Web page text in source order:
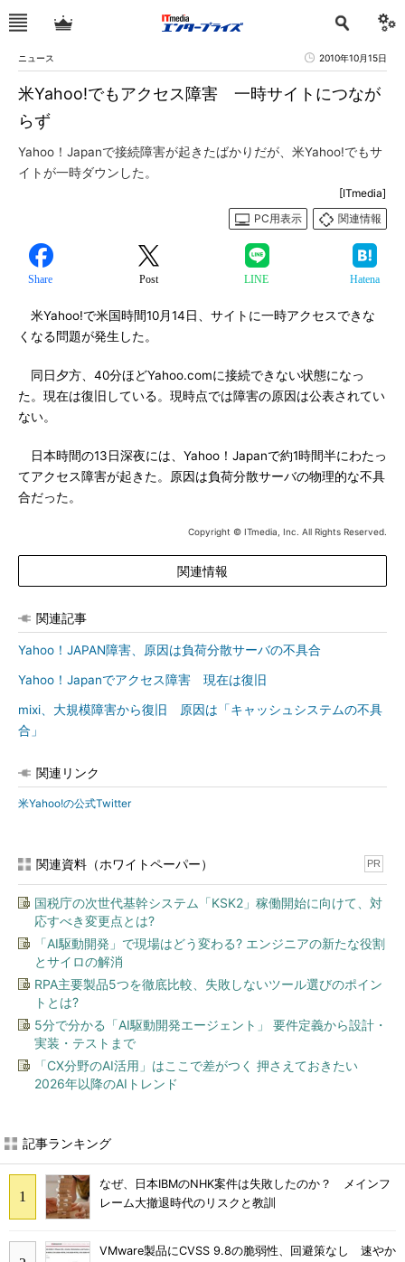
ニュース 2010年10月15日
米Yahoo!でもアクセス障害 一時サイトにつなが
らず
Yahoo！Japanで接続障害が起きたばかりだが、米Yahoo!でもサ
イトが一時ダウンした。
[ITmedia]
PC用表示
関連情報
Share Post LINE Hatena
米Yahoo!で米国時間10月14日、サイトに一時アクセスできな
くなる問題が発生した。
同日夕方、40分ほどYahoo.comに接続できない状態になっ
た。現在は復旧している。現時点では障害の原因は公表されてい
ない。
日本時間の13日深夜には、Yahoo！Japanで約1時間半にわたっ
てアクセス障害が起きた。原因は負荷分散サーバの物理的な不具
合だった。
Copyright © ITmedia, Inc. All Rights Reserved.
関連情報
関連記事
Yahoo！JAPAN障害、原因は負荷分散サーバの不具合
Yahoo！Japanでアクセス障害 現在は復旧
mixi、大規模障害から復旧 原因は「キャッシュシステムの不具
合」
関連リンク
米Yahoo!の公式Twitter
関連資料（ホワイトペーパー） PR
国税庁の次世代基幹システム「KSK2」稼働開始に向けて、対
応すべき変更点とは?
「AI駆動開発」で現場はどう変わる? エンジニアの新たな役割
とサイロの解消
RPA主要製品5つを徹底比較、失敗しないツール選びのポイン
トとは?
5分で分かる「AI駆動開発エージェント」 要件定義から設計・
実装・テストまで
「CX分野のAI活用」はここで差がつく 押さえておきたい
2026年以降のAIトレンド
記事ランキング
なぜ、日本IBMのNHK案件は失敗したのか？ メインフ
レーム大撤退時代のリスクと教訓
VMware製品にCVSS 9.8の脆弱性、回避策なし 速やか